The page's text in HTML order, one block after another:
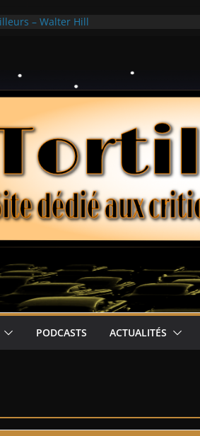
– Walter Hill
au lycée Ridgemont – Amy Heckerling
PODCASTS ACTUALITÉS